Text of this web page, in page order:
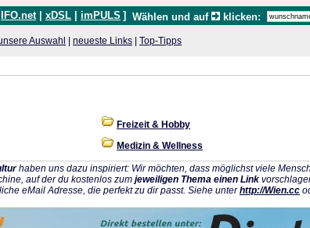
IFO.net xDSL imPULS ] Wählen und auf klicken:
Auswahl neueste Links Top-Tipps
Freizeit & Hobby
Medizin & Wellness
haben uns dazu inspiriert: Wir möchten, dass möglichst viele
auf der du kostenlos zum jeweiligen Thema einen Link
eMail Adresse, die perfekt zu dir passt. Siehe unterhttp://Wien.cc